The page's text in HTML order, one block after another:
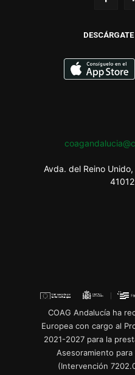
Avda. del Reino Unido,
COAG Andalucía ha
Europea con cargo al
2021-2027 para la
Asesoramiento
(Intervención